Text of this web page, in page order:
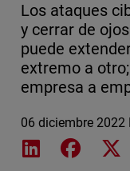
Los ataques
y cerrar de
puede
extremo a
empresa a
06 diciembre 2022
Share onShare